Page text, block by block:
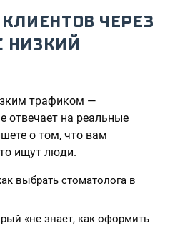
ЧЕРЕЗ
НИЗКИЙ
трафиком —
отвечает на реальные
о том, что вам
ищут люди.
выбрать стоматолога в
«не знает, как оформить